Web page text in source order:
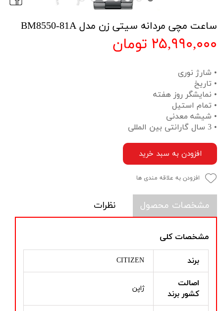
ساعت مچی مردانه سیتی زن مدل BM8550-81A
۲۵,۹۹۰,۰۰۰ تومان
• شارژ نوری
• تاریخ
• نمایشگر روز هفته
• تمام استیل
• شیشه معدنی
• 3 سال گارانتی بین المللی
افزودن به سبد خرید
افزودن به علاقه مندی ها
مشخصات محصول نظرات
مشخصات کلی
برند CITIZEN
اصالت
کشور برند
ژاپن